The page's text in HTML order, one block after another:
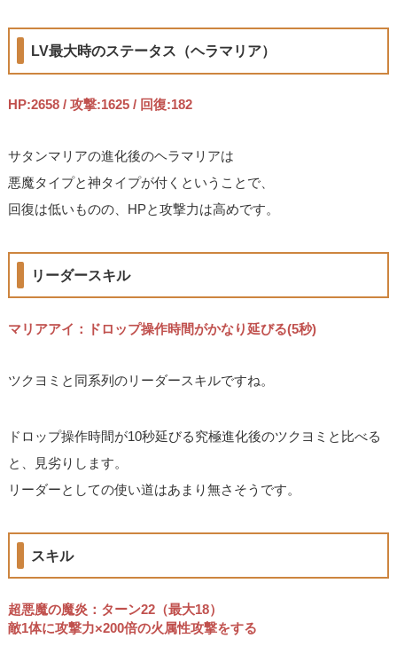
LV最大時のステータス（ヘラマリア）
HP:2658 / 攻撃:1625 / 回復:182
サタンマリアの進化後のヘラマリアは
悪魔タイプと神タイプが付くということで、
回復は低いものの、HPと攻撃力は高めです。
リーダースキル
マリアアイ：ドロップ操作時間がかなり延びる(5秒)
ツクヨミと同系列のリーダースキルですね。
ドロップ操作時間が10秒延びる究極進化後のツクヨミと比べる
と、見劣りします。
リーダーとしての使い道はあまり無さそうです。
スキル
超悪魔の魔炎：ターン22（最大18）
敵1体に攻撃力×200倍の火属性攻撃をする